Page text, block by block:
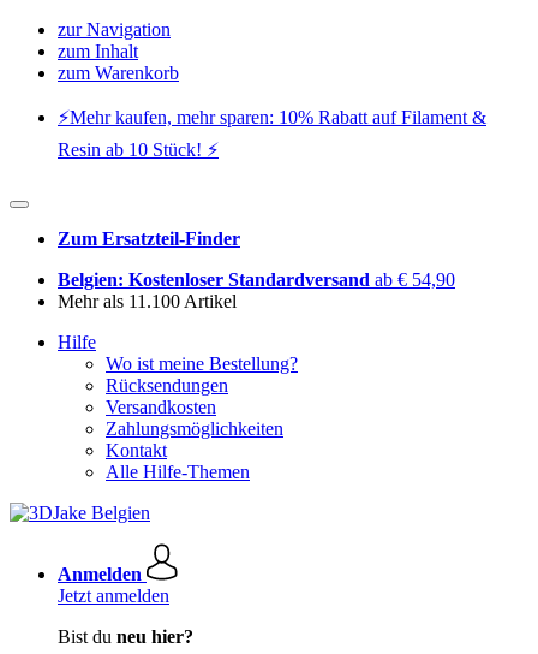
zur Navigation
zum Inhalt
zum Warenkorb
⚡️Mehr kaufen, mehr sparen: 10% Rabatt auf Filament &
Resin ab 10 Stück! ⚡️
Zum Ersatzteil-Finder
Belgien: Kostenloser Standardversand ab € 54,90
Mehr als 11.100 Artikel
Hilfe
Wo ist meine Bestellung?
Rücksendungen
Versandkosten
Zahlungsmöglichkeiten
Kontakt
Alle Hilfe-Themen
Anmelden
Jetzt anmelden
Bist du neu hier?